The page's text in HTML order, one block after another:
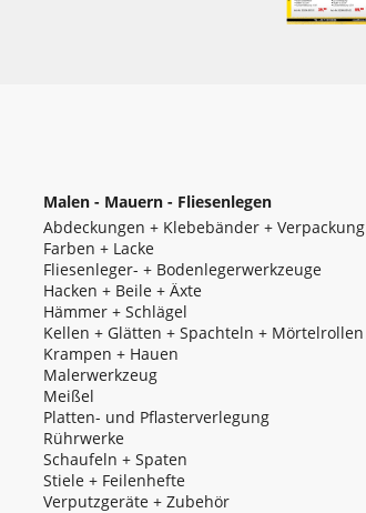
Malen - Mauern - Fliesenlegen
Abdeckungen + Klebebänder + Verpackung
Farben + Lacke
Fliesenleger- + Bodenlegerwerkzeuge
Hacken + Beile + Äxte
Hämmer + Schlägel
Kellen + Glätten + Spachteln + Mörtelrollen
Krampen + Hauen
Malerwerkzeug
Meißel
Platten- und Pflasterverlegung
Rührwerke
Schaufeln + Spaten
Stiele + Feilenhefte
Verputzgeräte + Zubehör